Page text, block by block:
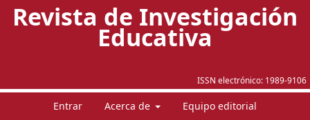
ISSN electrónico: 1989-9106
Revista de Investigación
Educativa
Entrar Acerca de Equipo editorial